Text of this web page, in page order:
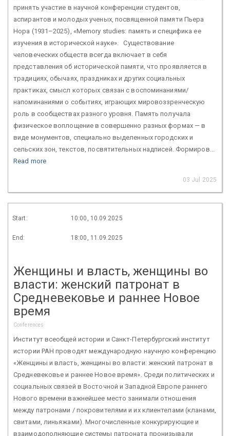
принять участие в научной конференции студентов,
аспирантов и молодых ученых, посвященной памяти Пьера
Нора (1931–2025), «Memory studies: память и специфика ее
изучения в исторической науке». Существование
человеческих обществ всегда включает в себя
представления об исторической памяти, что проявляется в
традициях, обычаях, праздниках и других социальных
практиках, смысл которых связан с воспоминаниями/
напоминаниями о событиях, играющих мировоззренческую
роль в сообществах разного уровня. Память получала
физическое воплощение в совершенно разных формах — в
виде монументов, специально выделенных городских и
сельских зон, текстов, посвятительных надписей. Формиров...
Read more
03 Jul 2025
Start: 10:00, 10.09.2025
End: 18:00, 11.09.2025
Женщины и власть, женщины во
власти: женский патронат в
Средневековье и раннее Новое
время
Conferences
Институт всеобщей истории и Санкт-Петербургский институт
истории РАН проводят международную научную конференцию
«Женщины и власть, женщины во власти: женский патронат в
Средневековье и раннее Новое время». Среди политических и
социальных связей в Восточной и Западной Европе раннего
Нового времени важнейшее место занимали отношения
между патронами / покровителями и их клиентелами (кланами,
свитами, линьяжами). Многочисленные конкурирующие и
взаимодополняющие системы патроната пронизывали